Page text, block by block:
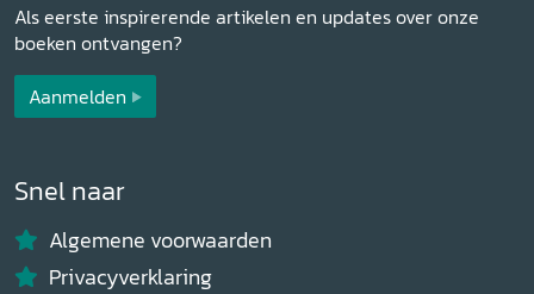
Als eerste inspirerende artikelen en updates over onze
boeken ontvangen?
Aanmelden
Snel naar
Algemene voorwaarden
Privacyverklaring